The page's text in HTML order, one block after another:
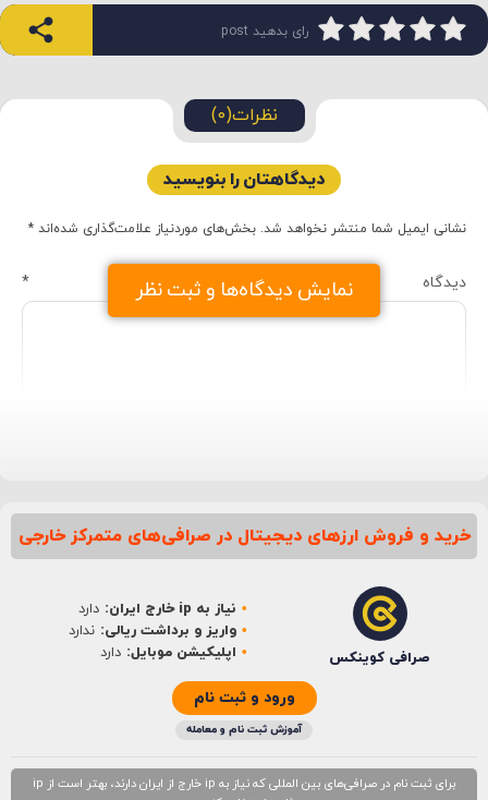
رای بدهید post
نمایش دیدگاه‌ها و ثبت نظر
نظرات(0)
دیدگاهتان را بنویسید
نشانی ایمیل شما منتشر نخواهد شد. بخش‌های موردنیاز علامت‌گذاری شده‌اند *
دیدگاه *
نام*
خرید و فروش ارزهای دیجیتال در صرافی‌های متمرکز خارجی
صرافی کوینکس
نیاز به ip خارج ایران:
دارد
واریز و برداشت ریالی: ندارد
اپلیکیشن موبایل: دارد
ورود و ثبت نام
آموزش ثبت نام و معامله
برای ثبت نام در صرافی‌های بین المللی که نیاز به ip خارج از ایران دارند، بهتر است از ip